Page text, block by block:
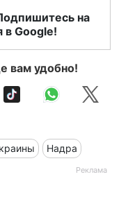
на
в Google!
вам удобно!
Надра